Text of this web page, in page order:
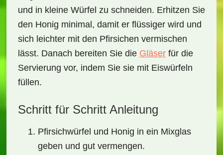
und in kleine Würfel zu schneiden. Erhitzen Sie
den Honig minimal, damit er flüssiger wird und
sich leichter mit den Pfirsichen vermischen
lässt. Danach bereiten Sie die Gläserfür die
Servierung vor, indem Sie sie mit Eiswürfeln
füllen.
Schritt für Schritt Anleitung
Pfirsichwürfel und Honig in ein Mixglas
geben und gut vermengen.